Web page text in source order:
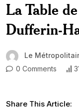
La Table
Dufferin-
Le
0 Comments
Share This Article: